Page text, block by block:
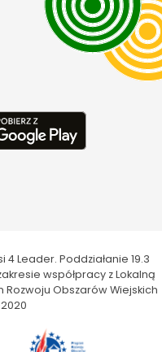
Leader. Poddziałanie 19.3
współpracy z Lokalną
Obszarów Wiejskich